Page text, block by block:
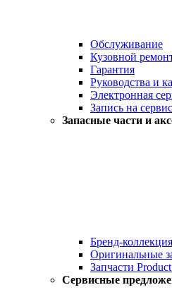
Обслуживание
Кузовной
Гарантия
Руководства и
Электронная
Запись на сервис
Запасные части и
Бренд-коллекция
Оригинальные
Запчасти
Сервисные